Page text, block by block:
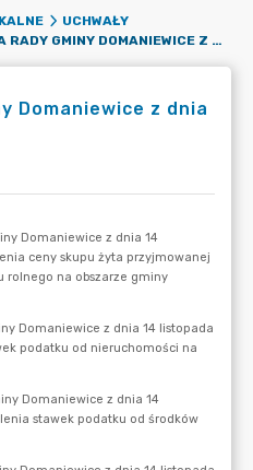
UCHWAŁY
XLII SESJA RADY GMINY DOMANIEWICE Z DNIA 14 LISTOPADA 2022 R.
Domaniewice z dnia